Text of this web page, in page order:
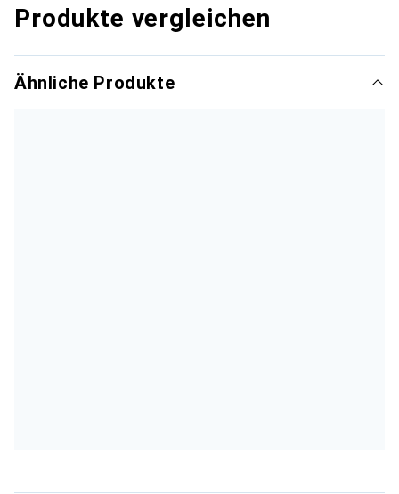
Produkte vergleichen
Ähnliche Produkte